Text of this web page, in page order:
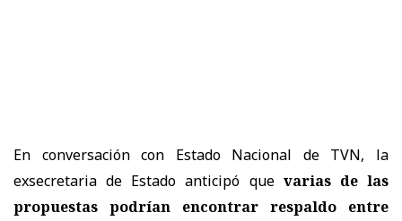
En conversación con Estado Nacional de TVN, la
exsecretaria de Estado anticipó que varias de las
propuestas podrían encontrar respaldo entre